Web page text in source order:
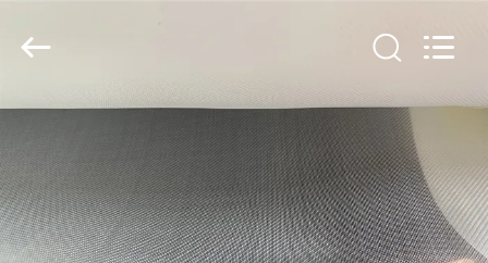
CASA
PRODOTTI
Hebei
Reking
Co.,Ltd.
Reserved.